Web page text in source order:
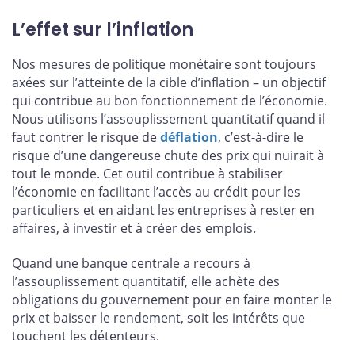
L’effet sur l’inflation
Nos mesures de politique monétaire sont toujours
axées sur l’atteinte de la cible d’inflation – un objectif
qui contribue au bon fonctionnement de l’économie.
Nous utilisons l’assouplissement quantitatif quand il
faut contrer le risque dedéflation, c’est-à-dire le
risque d’une dangereuse chute des prix qui nuirait à
tout le monde. Cet outil contribue à stabiliser
l’économie en facilitant l’accès au crédit pour les
particuliers et en aidant les entreprises à rester en
affaires, à investir et à créer des emplois.
Quand une banque centrale a recours à
l’assouplissement quantitatif, elle achète des
obligations du gouvernement pour en faire monter le
prix et baisser le rendement, soit les intérêts que
touchent les détenteurs.